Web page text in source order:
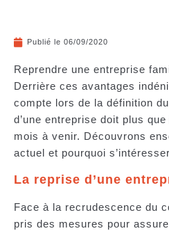
Publié le 06/09/2020
Reprendre une entreprise
Derrière ces avantages
compte lors de la définition
d’une entreprise doit plus
mois à venir. Découvrons
actuel et pourquoi
La reprise d’une
Face à la recrudescence du
pris des mesures pour